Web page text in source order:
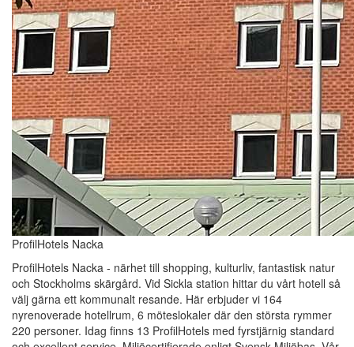
ProfilHotels Nacka
ProfilHotels Nacka - närhet till shopping, kulturliv, fantastisk natur
och Stockholms skärgård. Vid Sickla station hittar du vårt hotell så
välj gärna ett kommunalt resande. Här erbjuder vi 164
nyrenoverade hotellrum, 6 möteslokaler där den största rymmer
220 personer. Idag finns 13 ProfilHotels med fyrstjärnig standard